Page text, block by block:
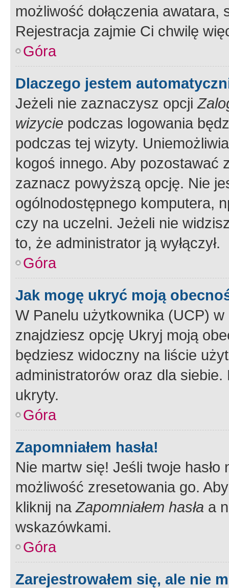
możliwość dołączenia
Rejestracja zajmie Ci chwilę
Góra
Dlaczego jestem
Jeżeli nie zaznaczysz opcji
wizycie podczas logowania
podczas tej wizyty.
kogoś innego. Aby pozostawać
zaznacz powyższą opcję. Nie
ogólnodostępnego komputera,
czy na uczelni. Jeżeli nie
to, że administrator ją wyłączył.
Góra
Jak mogę ukryć moją
W Panelu użytkownika (UCP) w
znajdziesz opcję Ukryj moją
będziesz widoczny na liście
administratorów oraz dla
ukryty.
Góra
Zapomniałem hasła!
Nie martw się! Jeśli twoje
możliwość zresetowania go.
kliknij naZapomniałem hasła a
wskazówkami.
Góra
Zarejestrowałem się, ale nie